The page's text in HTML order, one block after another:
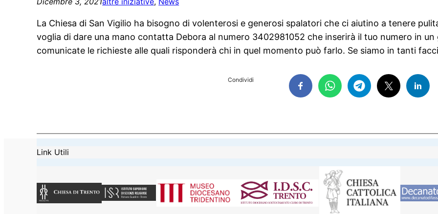
La Chiesa di San Vigilio ha bisogno di volenterosi e generosi spalatori che ci aiutino a tenere
voglia di dare una mano contatta Debora al numero 3402981052 che inserirà il tuo numero in
comunicate le richieste alle quali risponderà chi in quel momento può farlo. Se siamo in tanti
Condividi
Link Utili